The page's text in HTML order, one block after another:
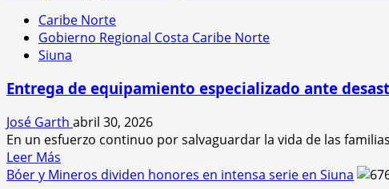
Caribe Norte
Gobierno Regional Costa Caribe Norte
Siuna
Entrega de equipamiento especializado ante
José Garth abril 30, 2026
En un esfuerzo continuo por salvaguardar la vida de las
Leer Más
más
Bóer y Mineros dividen honores en intensa serie en Siuna